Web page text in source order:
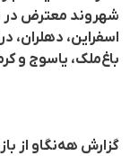
شهروند معترض
اسفراین، دهلران،
باغ‌ملک، یاسوج و
گزارش هەنگاو از